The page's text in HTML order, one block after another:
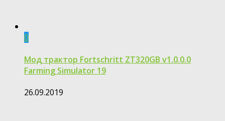
0
Мод трактор Fortschritt ZT320GB v1.0.0.0
Farming Simulator 19
26.09.2019